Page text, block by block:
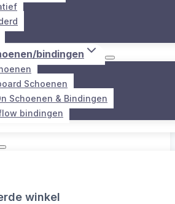
bindingen
Schoenen
Schoenen & Bindingen
bindingen
winkel